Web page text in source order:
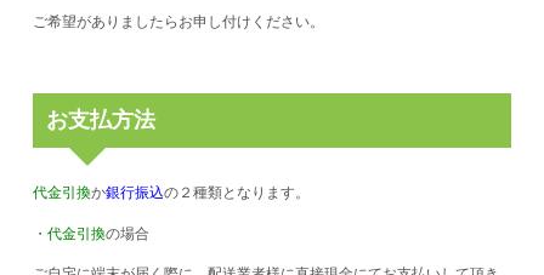
ご希望がありましたらお申し付けください。
お支払方法
代金引換か銀行振込の２種類となります。
・代金引換の場合